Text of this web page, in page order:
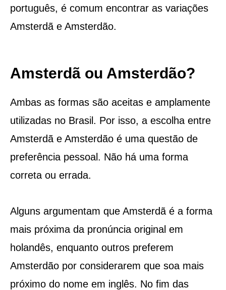
português, é comum encontrar as variações
Amsterdã e Amsterdão.
Amsterdã ou Amsterdão?
Ambas as formas são aceitas e amplamente
utilizadas no Brasil. Por isso, a escolha entre
Amsterdã e Amsterdão é uma questão de
preferência pessoal. Não há uma forma
correta ou errada.
Alguns argumentam que Amsterdã é a forma
mais próxima da pronúncia original em
holandês, enquanto outros preferem
Amsterdão por considerarem que soa mais
próximo do nome em inglês. No fim das